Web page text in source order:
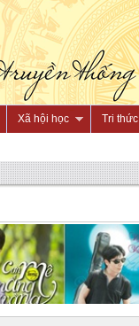
Xã hội học Tri thức